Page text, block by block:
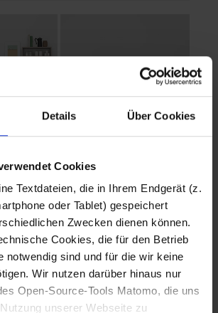
Details Über Cookies
Cookies
Textdateien, die in Ihrem Endgerät (z.
oder Tablet) gespeichert
Zwecken dienen können.
Cookies, die für den Betrieb
notwendig sind und für die wir keine
Wir nutzen darüber hinaus nur
Open-Source-Tools Matomo, die uns
unserer Webseite zu
Fotografo: Lorenz
Sternbach
Download